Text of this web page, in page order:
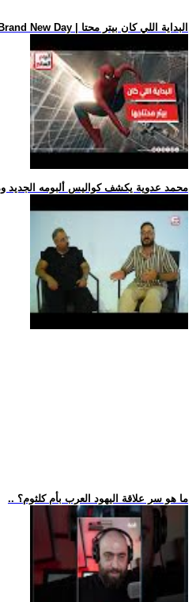
.. فيلم Spider-Man: Brand New Day | البداية اللي كان بيتر محتا
.. محمد عدوية يكشف كواليس ألبومه
.. ما هو سر علاقة اليهود العرب بأم كلثوم؟